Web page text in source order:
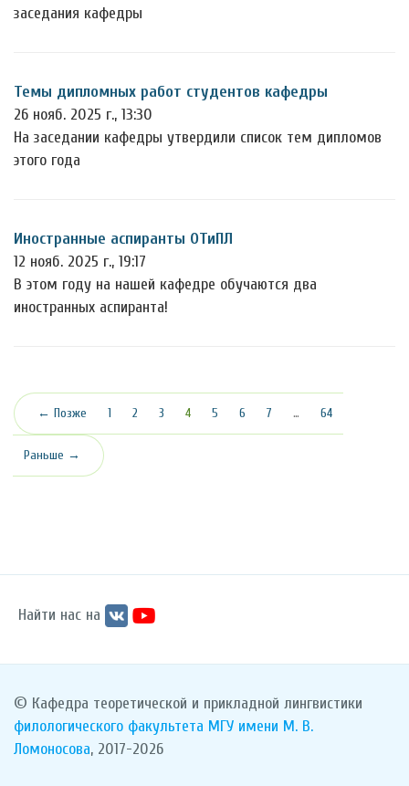
заседания кафедры
Темы дипломных работ студентов кафедры
26 нояб. 2025 г., 13:30
На заседании кафедры утвердили список тем дипломов
этого года
Иностранные аспиранты ОТиПЛ
12 нояб. 2025 г., 19:17
В этом году на нашей кафедре обучаются два
иностранных аспиранта!
← Позже 1 2 3 4(текущая)
5 6 7 … 64
Раньше →
Найти нас на
© Кафедра теоретической и прикладной лингвистики
филологического факультета МГУ имени М. В.
Ломоносова, 2017-2026